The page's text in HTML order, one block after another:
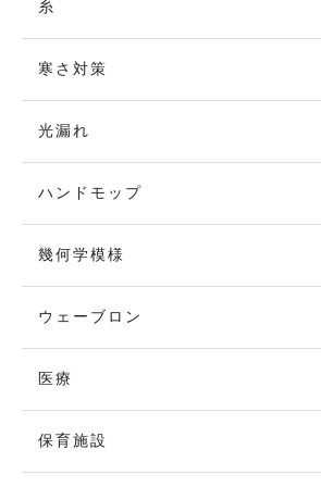
糸
寒さ対策
光漏れ
ハンドモップ
幾何学模様
ウェーブロン
医療
保育施設